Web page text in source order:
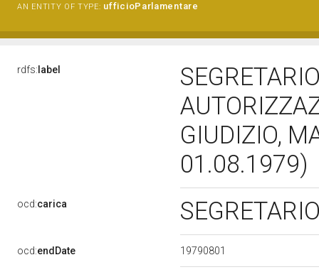
AN ENTITY OF TYPE: ufficioParlamentare
rdfs: label
GIUDIZIO,
01.08.1979)
ocd:carica
ocd:endDate 19790801